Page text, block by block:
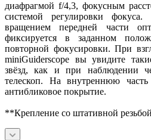
диафрагмой f/4,3, фокусным
системой регулировки фокуса.
вращением передней части
фиксируется в заданном
повторной фокусировки. При
miniGuiderscope вы увидите
звёзд, как и при наблюдении
телескоп. На внутреннюю
антибликовое покрытие.
**Крепление со штативной